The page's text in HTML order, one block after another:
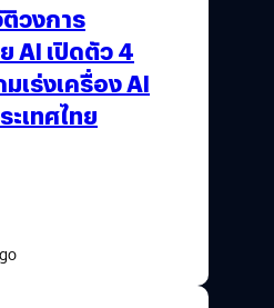
วงการ
AI เปิดตัว 4
เร่งเครื่อง AI
เทศไทย